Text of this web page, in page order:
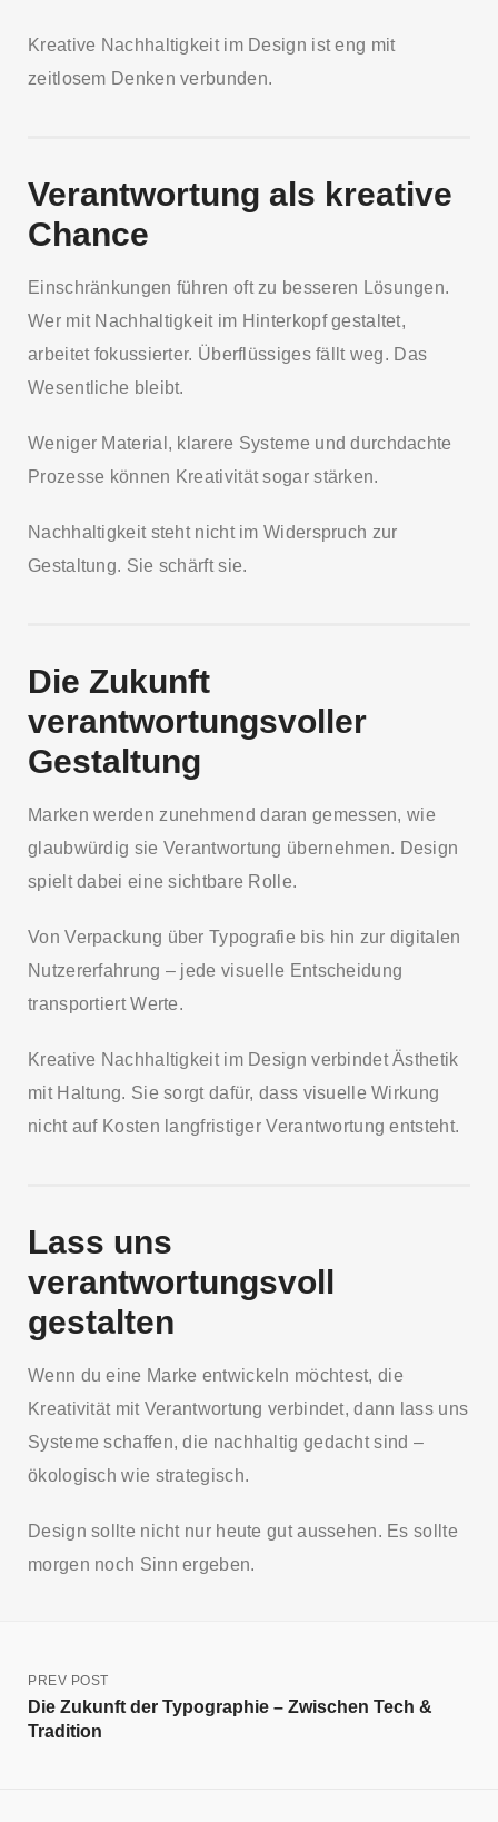
Kreative Nachhaltigkeit im Design ist eng mit
zeitlosem Denken verbunden.
Verantwortung als kreative
Chance
Einschränkungen führen oft zu besseren Lösungen.
Wer mit Nachhaltigkeit im Hinterkopf gestaltet,
arbeitet fokussierter. Überflüssiges fällt weg. Das
Wesentliche bleibt.
Weniger Material, klarere Systeme und durchdachte
Prozesse können Kreativität sogar stärken.
Nachhaltigkeit steht nicht im Widerspruch zur
Gestaltung. Sie schärft sie.
Die Zukunft
verantwortungsvoller
Gestaltung
Marken werden zunehmend daran gemessen, wie
glaubwürdig sie Verantwortung übernehmen. Design
spielt dabei eine sichtbare Rolle.
Von Verpackung über Typografie bis hin zur digitalen
Nutzererfahrung – jede visuelle Entscheidung
transportiert Werte.
Kreative Nachhaltigkeit im Design verbindet Ästhetik
mit Haltung. Sie sorgt dafür, dass visuelle Wirkung
nicht auf Kosten langfristiger Verantwortung entsteht.
Lass uns
verantwortungsvoll
gestalten
Wenn du eine Marke entwickeln möchtest, die
Kreativität mit Verantwortung verbindet, dann lass uns
Systeme schaffen, die nachhaltig gedacht sind –
ökologisch wie strategisch.
Design sollte nicht nur heute gut aussehen. Es sollte
morgen noch Sinn ergeben.
PREV POST
Die Zukunft der Typographie – Zwischen Tech &
Tradition